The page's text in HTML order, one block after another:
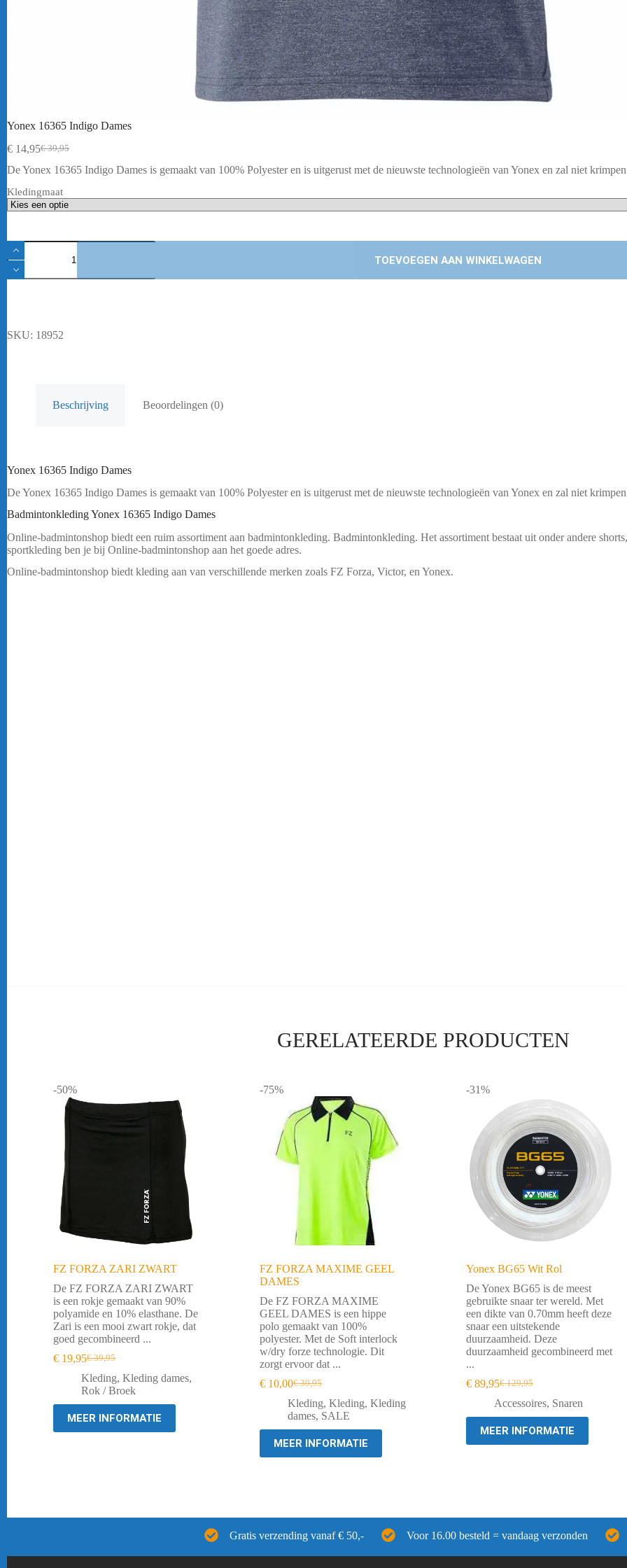
Yonex 16365 Indigo Dames
€39,95
Oorspronkelijke
prijs
€ 39,95.
€ 14,95Huidige
prijs
€ 14,95.
De Yonex 16365 Indigo Dames is gemaakt van 100% Polyester en is uitgerust met de nieuwste technologieën van Yonex en zal niet
Kledingmaat
Yonex
16365
Indigo
Dames
TOEVOEGEN AAN WINKELWAGEN
SKU: 18952
Beschrijving Beoordelingen (0)
Yonex 16365 Indigo Dames
De Yonex 16365 Indigo Dames is gemaakt van 100% Polyester en is uitgerust met de nieuwste technologieën van Yonex en zal niet
Badmintonkleding Yonex 16365 Indigo Dames
Online-badmintonshop biedt een ruim assortiment aan badmintonkleding. Badmintonkleding. Het assortiment bestaat uit onder andere
sportkleding ben je bij Online-badmintonshop aan het goede adres.
Online-badmintonshop biedt kleding aan van verschillende merken zoals FZ Forza, Victor, en Yonex.
GERELATEERDE PRODUCTEN
-50%
FZ FORZA ZARI ZWART
De FZ FORZA ZARI ZWART
is een rokje gemaakt van 90%
polyamide en 10% elasthane. De
Zari is een mooi zwart rokje, dat
goed gecombineerd ...
€39,95
Oorspronkelijke
prijs
was:
€ 19,95Huidige
prijs
is:
Kleding, Kleding dames,
Rok / Broek
MEER INFORMATIE
-75%
FZ FORZA MAXIME GEEL
DAMES
De FZ FORZA MAXIME
GEEL DAMES is een hippe
polo gemaakt van 100%
polyester. Met de Soft interlock
w/dry forze technologie. Dit
zorgt ervoor dat ...
€39,95
Oorspronkelijke
prijs
was:
€10,00Huidige
prijs
is:
Kleding, Kleding, Kleding
dames, SALE
MEER INFORMATIE
-31%
Yonex BG65 Wit Rol
De Yonex BG65 is de meest
gebruikte snaar ter wereld. Met
een dikte van 0.70mm heeft deze
snaar een uitstekende
duurzaamheid. Deze
duurzaamheid gecombineerd met
...
€129,95
Oorspronkelijke
prijs
€ 129,95.
€89,95Huidige
prijs
€ 89,95.
Accessoires, Snaren
MEER INFORMATIE
Gratis verzending vanaf € 50,- Voor 16.00 besteld = vandaag verzonden